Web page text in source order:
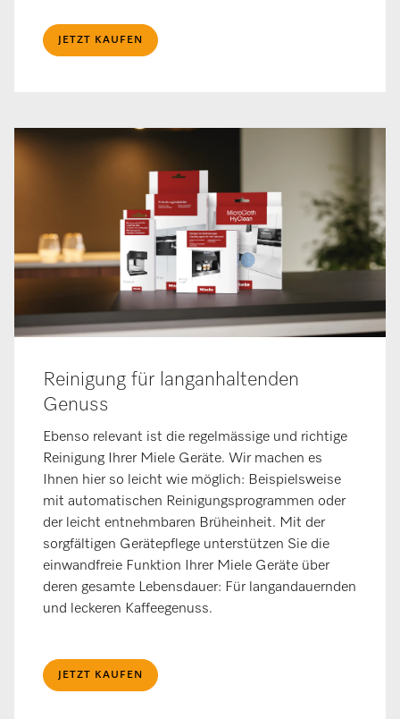
JETZT KAUFEN
Reinigung für langanhaltenden
Genuss
Ebenso relevant ist die regelmässige und richtige
Reinigung Ihrer Miele Geräte. Wir machen es
Ihnen hier so leicht wie möglich: Beispielsweise
mit automatischen Reinigungsprogrammen oder
der leicht entnehmbaren Brüheinheit. Mit der
sorgfältigen Gerätepflege unterstützen Sie die
einwandfreie Funktion Ihrer Miele Geräte über
deren gesamte Lebensdauer: Für langandauernden
und leckeren Kaffeegenuss.
JETZT KAUFEN